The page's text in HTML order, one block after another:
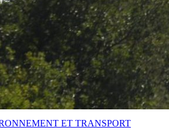
ET TRANSPORT